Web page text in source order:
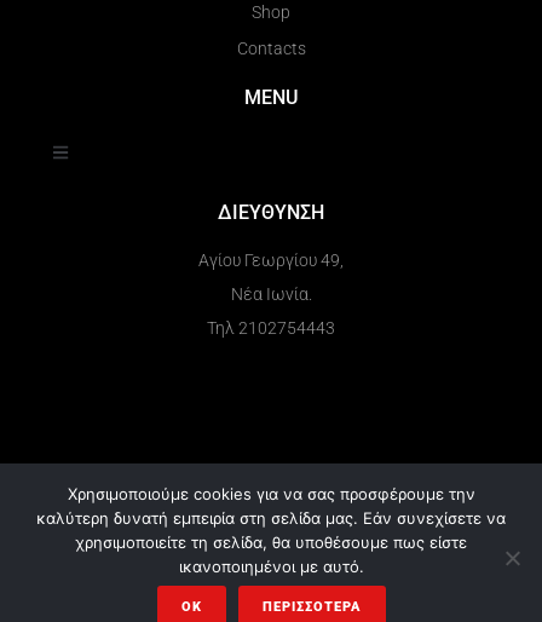
Shop
Contacts
MENU
ΔΙΕΥΘΥΝΣΗ
Αγίου Γεωργίου 49,
Νέα Ιωνία.
Τηλ 2102754443
© 2024 muscleattack.gr . All Rights Reserved.
Χρησιμοποιούμε cookies για να σας προσφέρουμε την
καλύτερη δυνατή εμπειρία στη σελίδα μας. Εάν συνεχίσετε να
χρησιμοποιείτε τη σελίδα, θα υποθέσουμε πως είστε
ικανοποιημένοι με αυτό.
OK ΠΕΡΙΣΣΌΤΕΡΑ